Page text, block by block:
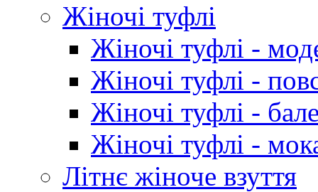
Жіночі туфлі
Жіночі туфлі -
Жіночі туфлі -
Жіночі туфлі -
Жіночі туфлі -
Літнє жіноче взуття